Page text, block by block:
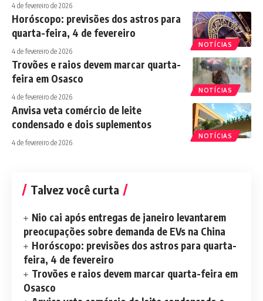
4 de fevereiro de 2026
NOTÍCIAS
Horóscopo: previsões dos astros para
quarta-feira, 4 de fevereiro
4 de fevereiro de 2026
NOTÍCIAS
Trovões e raios devem marcar quarta-
feira em Osasco
4 de fevereiro de 2026
NOTÍCIAS
Anvisa veta comércio de leite
condensado e dois suplementos
4 de fevereiro de 2026
Talvez você curta
Nio cai após entregas de janeiro levantarem
preocupações sobre demanda de EVs na China
Horóscopo: previsões dos astros para quarta-
feira, 4 de fevereiro
Trovões e raios devem marcar quarta-feira em
Osasco